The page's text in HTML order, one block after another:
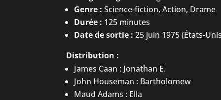
Genre : Science-fiction, Action, Drame
Durée : 125 minutes
Date de sortie : 25 juin 1975 (États-
Distribution :
James Caan : Jonathan E.
John Houseman : Bartholomew
Maud Adams : Ella